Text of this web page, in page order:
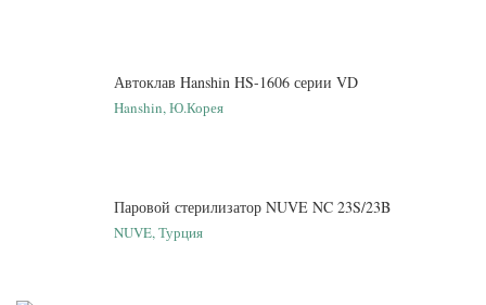
Автоклав Hanshin HS-1606 серии VD
Hanshin, Ю.Корея
Паровой стерилизатор NUVE NC 23S/23B
NUVE, Турция